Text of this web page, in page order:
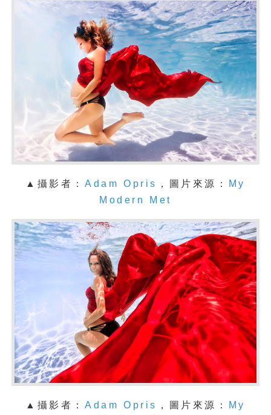
▲攝影者：Adam Opris ，圖片來源：
My
Modern Met
▲攝影者：Adam Opris ，圖片來源：
My